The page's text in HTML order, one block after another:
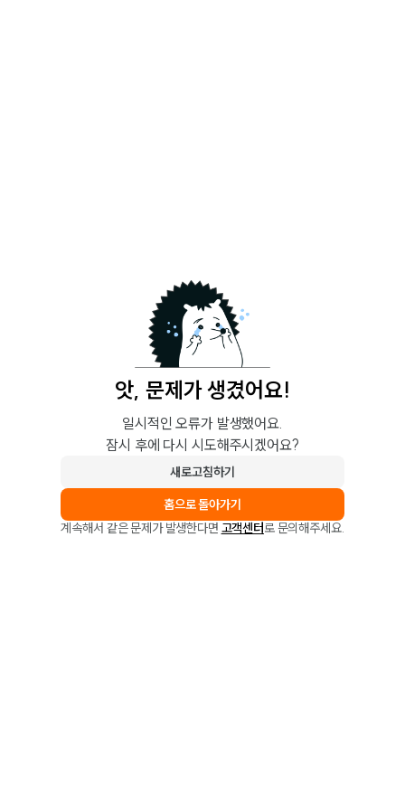
앗, 문제가 생겼어요!
일시적인 오류가 발생했어요.
잠시 후에 다시 시도해주시겠어요?
새로고침하기
홈으로 돌아가기
계속해서 같은 문제가 발생한다면 고객센터로 문의해주세요.